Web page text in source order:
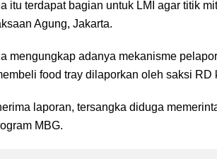
itu terdapat bagian untuk LMI agar titik
Agung, Jakarta.
mengungkap adanya mekanisme
food tray dilaporkan oleh saksi RD
laporan, tersangka diduga
MBG.